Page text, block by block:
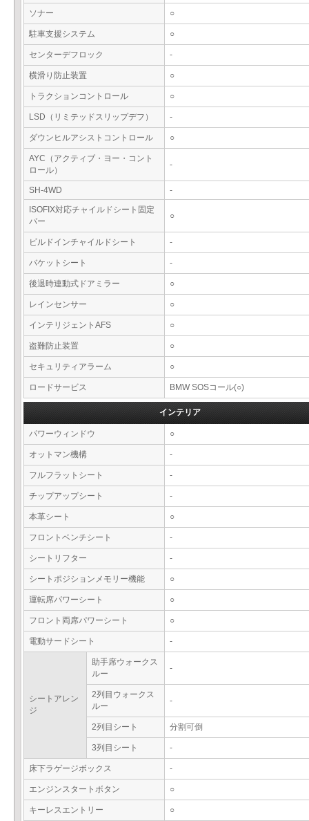
ソナー ○
駐車支援システム ○
センターデフロック -
横滑り防止装置 ○
トラクションコントロール ○
LSD（リミテッドスリップデフ） -
ダウンヒルアシストコントロール ○
AYC（アクティブ・ヨー・コント
ロール）
-
SH-4WD
-
ISOFIX対応チャイルドシート固定
バー
○
ビルドインチャイルドシート -
バケットシート -
後退時連動式ドアミラー ○
レインセンサー ○
インテリジェントAFS ○
盗難防止装置 ○
セキュリティアラーム ○
ロードサービス BMW SOSコール(○)
インテリア
パワーウィンドウ ○
オットマン機構 -
フルフラットシート -
チップアップシート -
本革シート ○
フロントベンチシート -
シートリフター -
シートポジションメモリー機能 ○
運転席パワーシート ○
フロント両席パワーシート ○
電動サードシート -
シートアレン
ジ
助手席ウォークス
ルー
-
2列目ウォークス
ルー
-
2列目シート 分割可倒
3列目シート -
床下ラゲージボックス -
エンジンスタートボタン ○
キーレスエントリー ○